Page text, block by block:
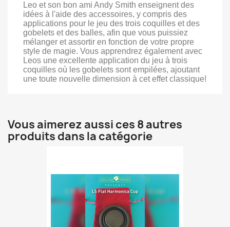
Leo et son bon ami Andy Smith enseignent des
idées à l'aide des accessoires, y compris des
applications pour le jeu des trois coquilles et des
gobelets et des balles, afin que vous puissiez
mélanger et assortir en fonction de votre propre
style de magie. Vous apprendrez également avec
Leos une excellente application du jeu à trois
coquilles où les gobelets sont empilées, ajoutant
une toute nouvelle dimension à cet effet classique!
Vous aimerez aussi ces 8 autres
produits dans la catégorie